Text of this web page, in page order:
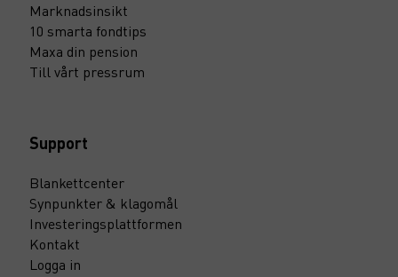
Marknadsinsikt
10 smarta fondtips
Maxa din pension
Till vårt pressrum
Support
Blankettcenter
Synpunkter & klagomål
Investeringsplattformen
Kontakt
Logga in